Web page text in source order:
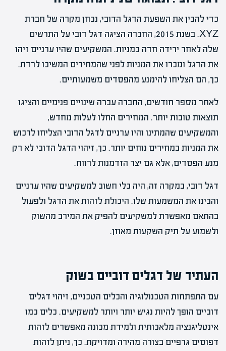
כדי להבין את השפעת הדגל הדובי, נבחן מקרה של חברת
XYZ. בשנת 2015, החברה הציגה דגל דובי על התרשים
שלה לאחר ירידה חדה במניות. המשקיעים שהיו ערניים זיהו
את הדגל ומכרו את המניות לפני שהמחירים המשיכו לרדת.
כך, הם הצליחו להימנע מהפסדים משמעותיים.
לאחר מספר חודשים, החברה עברה שינויים פנימיים והציגו
תוצאות טובות יותר. המחירים החלו לעלות מחדש,
והמשקיעים שהמתינו והיו ערניים לדגל הדובי הצליחו לרכוש
את המניות במחירים נוחים יותר. כך, זיהוי הדגל הדובי לא רק
מנע הפסדים, אלא גם יצר הזדמנות לרווח.
דגל דובי, במקרה זה, היה כלי חשוב למשקיעים שהיו ערניים
והבינו את המשמעות שלו. היכולת לזהות את הדגל ולפעול
בהתאם מאפשרת למשקיעים להפיק את המירב מהשוק
ולשמוע על תיק השקעות מאוזן.
העתיד של דגלים דוביים בשוק
עם התפתחות הטכנולוגיה והכלים הטכניים, זיהוי דגלים
דוביים הופך להיות נגיש יותר ויותר למשקיעים. כלים כמו
אינטליגנציה מלאכותית ולמידת מכונה מאפשרים לזהות
דפוסים גרפיים בצורה מהירה ומדויקת. כך, ניתן לזהות